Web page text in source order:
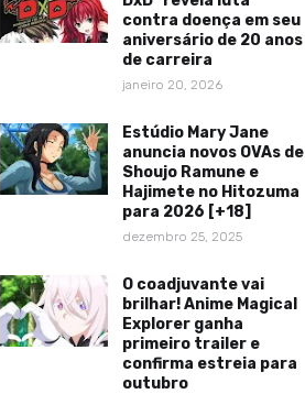
contra doença em seu
aniversário de 20 anos
de carreira
janeiro 20, 2026
Estúdio Mary Jane
anuncia novos OVAs de
Shoujo Ramune e
Hajimete no Hitozuma
para 2026 [+18]
dezembro 25, 2025
O coadjuvante vai
brilhar! Anime Magical
Explorer ganha
primeiro trailer e
confirma estreia para
outubro